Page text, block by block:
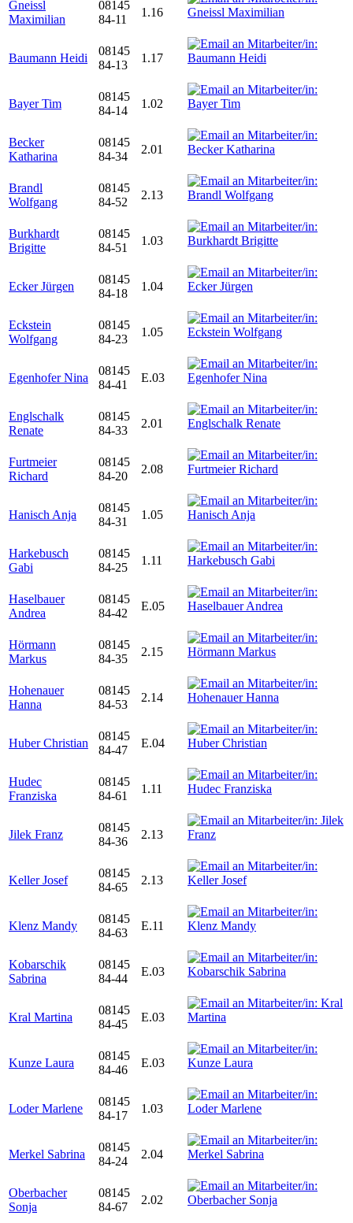
Gneissl
Maximilian
08145
84-11
1.16
Baumann Heidi
08145
84-13
1.17
Bayer Tim
08145
84-14
1.02
Becker
Katharina
08145
84-34
2.01
Brandl
Wolfgang
08145
84-52
2.13
Burkhardt
Brigitte
08145
84-51
1.03
Ecker Jürgen
08145
84-18
1.04
Eckstein
Wolfgang
08145
84-23
1.05
Egenhofer Nina
08145
84-41
E.03
Englschalk
Renate
08145
84-33
2.01
Furtmeier
Richard
08145
84-20
2.08
Hanisch Anja
08145
84-31
1.05
Harkebusch
Gabi
08145
84-25
1.11
Haselbauer
Andrea
08145
84-42
E.05
Hörmann
Markus
08145
84-35
2.15
Hohenauer
Hanna
08145
84-53
2.14
Huber Christian
08145
84-47
E.04
Hudec
Franziska
08145
84-61
1.11
Jilek Franz
08145
84-36
2.13
Keller Josef
08145
84-65
2.13
Klenz Mandy
08145
84-63
E.11
Kobarschik
Sabrina
08145
84-44
E.03
Kral Martina
08145
84-45
E.03
Kunze Laura
08145
84-46
E.03
Loder Marlene
08145
84-17
1.03
Merkel Sabrina
08145
84-24
2.04
Oberbacher
Sonja
08145
84-67
2.02